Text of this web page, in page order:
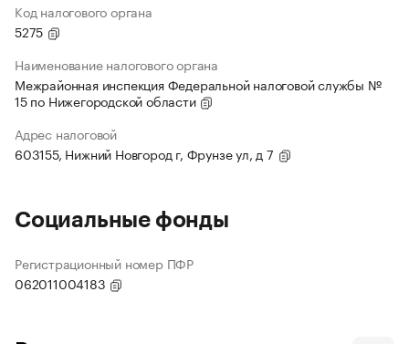
Код налогового органа
5275
Наименование налогового органа
Межрайонная инспекция Федеральной налоговой службы №
15 по Нижегородской области
Адрес налоговой
603155, Нижний Новгород г, Фрунзе ул, д 7
Социальные фонды
Регистрационный номер ПФР
062011004183